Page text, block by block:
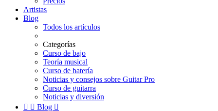
Artistas
Blog
Todos los artículos
Categorías
Curso de bajo
Teoría musical
Curso de batería
Noticias y consejos sobre Guitar Pro
Curso de guitarra
Noticias y diversión
  Blog 